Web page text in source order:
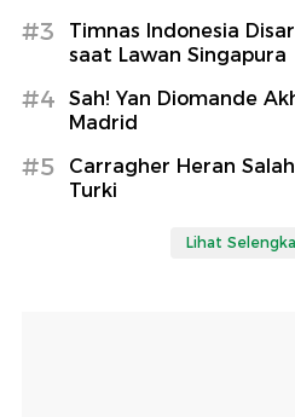
#3
Timnas Indonesia
saat Lawan Singapura
#4
Sah! Yan Diomande
Madrid
#5
Carragher Heran
Turki
Lihat